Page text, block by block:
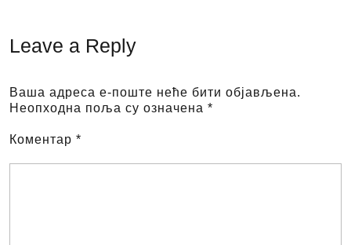
Leave a Reply
Ваша адреса е-поште неће бити објављена.
Неопходна поља су означена *
Коментар *